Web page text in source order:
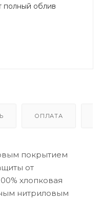
полный облив
ОПЛАТА
покрытием
от
хлопковая
нитриловым